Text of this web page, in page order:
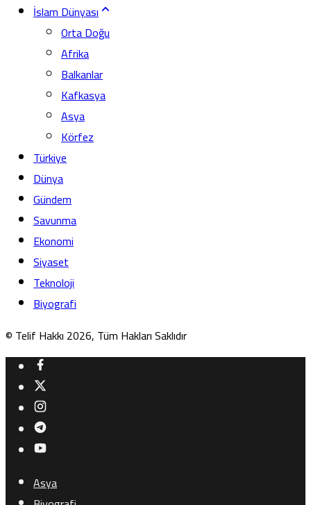
İslam Dünyası
Orta Doğu
Afrika
Balkanlar
Kafkasya
Asya
Körfez
Türkiye
Dünya
Gündem
Savunma
Ekonomi
Siyaset
Teknoloji
Biyografi
© Telif Hakkı 2026, Tüm Hakları Saklıdır
Asya